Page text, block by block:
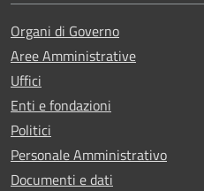
Organi di Governo
Aree Amministrative
Uffici
Enti e fondazioni
Politici
Personale Amministrativo
Documenti e dati